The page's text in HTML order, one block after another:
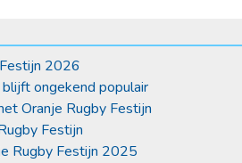
2026
ongekend populair
Oranje Rugby Festijn
Festijn
Rugby Festijn 2025